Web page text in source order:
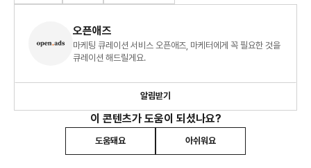
오픈애즈
마케팅 큐레이션 서비스 오픈애즈, 마케터에게 꼭 필요한 것을
큐레이션 해드릴게요.
알림받기
이 콘텐츠가 도움이 되셨나요?
도움돼요 아쉬워요